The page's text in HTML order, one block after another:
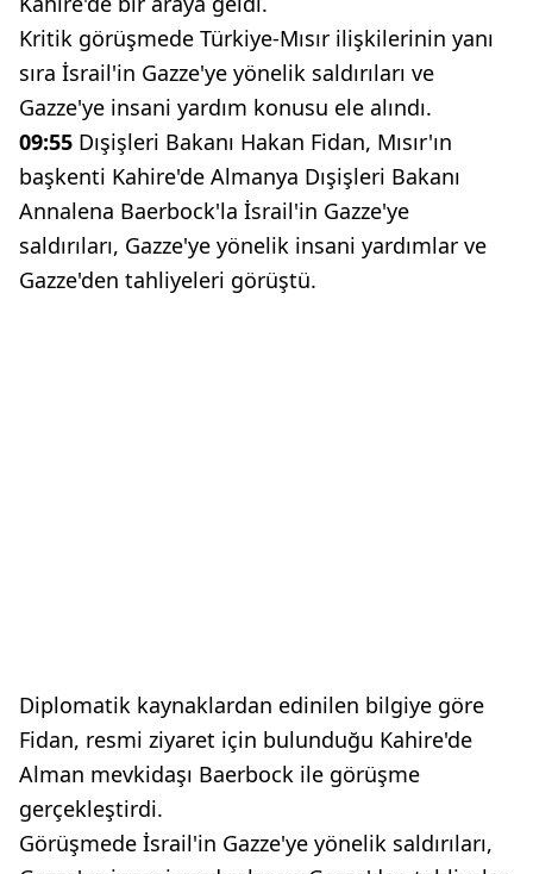
Kritik görüşmede Türkiye-Mısır ilişkilerinin yanı
sıra İsrail'in Gazze'ye yönelik saldırıları ve
Gazze'ye insani yardım konusu ele alındı.
09:55 Dışişleri Bakanı Hakan Fidan, Mısır'ın
başkenti Kahire'de Almanya Dışişleri Bakanı
Annalena Baerbock'la İsrail'in Gazze'ye
saldırıları, Gazze'ye yönelik insani yardımlar ve
Gazze'den tahliyeleri görüştü.
Diplomatik kaynaklardan edinilen bilgiye göre
Fidan, resmi ziyaret için bulunduğu Kahire'de
Alman mevkidaşı Baerbock ile görüşme
gerçekleştirdi.
Görüşmede İsrail'in Gazze'ye yönelik saldırıları,